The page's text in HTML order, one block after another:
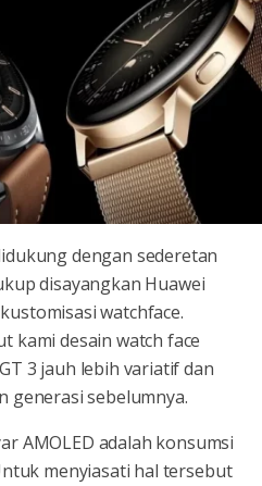
dengan sederetan
disayangkan Huawei
watchface.
kami desain watch face
3 jauh lebih variatif dan
generasi sebelumnya.
AMOLED adalah konsumsi
menyiasati hal tersebut